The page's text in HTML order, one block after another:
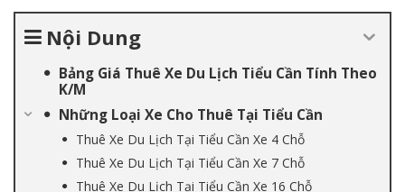
Nội Dung
Bảng Giá Thuê Xe Du Lịch Tiểu Cần Tính Theo
K/M
Những Loại Xe Cho Thuê Tại Tiểu Cần
Thuê Xe Du Lịch Tại Tiểu Cần Xe 4 Chỗ
Thuê Xe Du Lịch Tại Tiểu Cần Xe 7 Chỗ
Thuê Xe Du Lịch Tại Tiểu Cần Xe 16 Chỗ